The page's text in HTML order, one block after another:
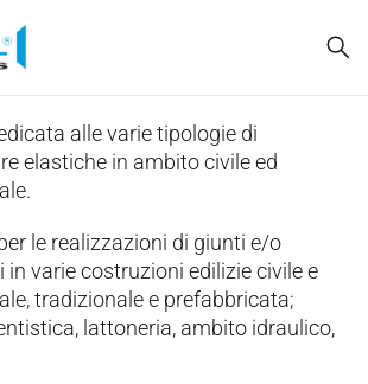
alle varie tipologie di
elastiche in ambito civile ed
le realizzazioni di giunti e/o
in varie costruzioni edilizie civile e
tradizionale e prefabbricata;
lattoneria, ambito idraulico,